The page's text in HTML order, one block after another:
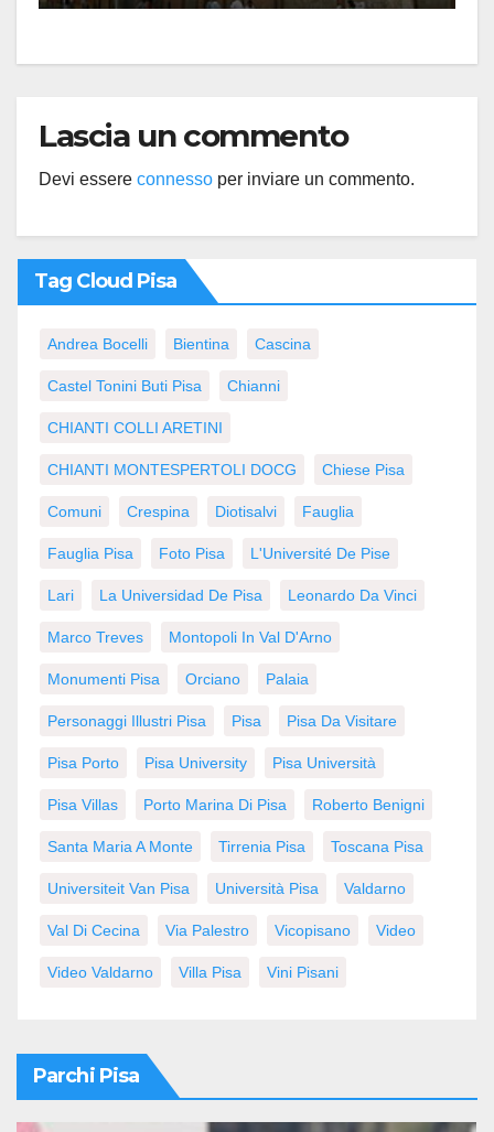
Lascia un commento
Devi essere connesso per inviare un commento.
Tag Cloud Pisa
Andrea Bocelli Bientina Cascina
Castel Tonini Buti Pisa Chianni
CHIANTI COLLI ARETINI
CHIANTI MONTESPERTOLI DOCG Chiese Pisa
Comuni Crespina Diotisalvi Fauglia
Fauglia Pisa Foto Pisa L'Université De Pise
Lari La Universidad De Pisa Leonardo Da Vinci
Marco Treves Montopoli In Val D'Arno
Monumenti Pisa Orciano Palaia
Personaggi Illustri Pisa Pisa Pisa Da Visitare
Pisa Porto Pisa University Pisa Università
Pisa Villas Porto Marina Di Pisa Roberto Benigni
Santa Maria A Monte Tirrenia Pisa Toscana Pisa
Universiteit Van Pisa Università Pisa Valdarno
Val Di Cecina Via Palestro Vicopisano Video
Video Valdarno Villa Pisa Vini Pisani
Parchi Pisa